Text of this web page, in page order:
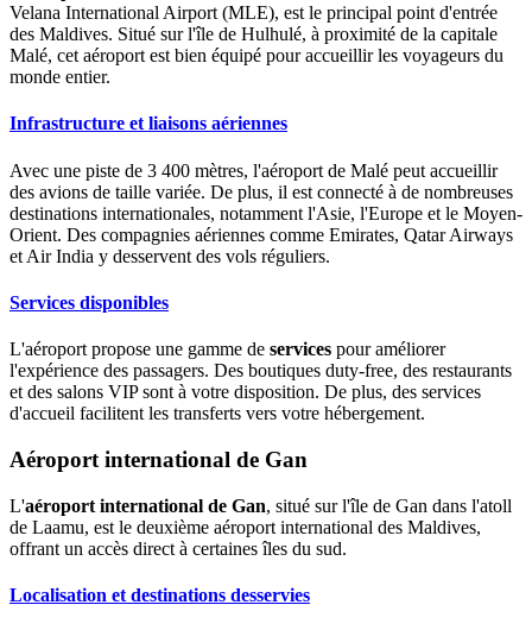
Velana International Airport (MLE), est le principal point d'entrée
des Maldives. Situé sur l'île de Hulhulé, à proximité de la capitale
Malé, cet aéroport est bien équipé pour accueillir les voyageurs du
monde entier.
Infrastructure et liaisons aériennes
Avec une piste de 3 400 mètres, l'aéroport de Malé peut accueillir
des avions de taille variée. De plus, il est connecté à de nombreuses
destinations internationales, notamment l'Asie, l'Europe et le Moyen-
Orient. Des compagnies aériennes comme Emirates, Qatar Airways
et Air India y desservent des vols réguliers.
Services disponibles
L'aéroport propose une gamme de services pour améliorer
l'expérience des passagers. Des boutiques duty-free, des restaurants
et des salons VIP sont à votre disposition. De plus, des services
d'accueil facilitent les transferts vers votre hébergement.
Aéroport international de Gan
L'aéroport international de Gan, situé sur l'île de Gan dans l'atoll
de Laamu, est le deuxième aéroport international des Maldives,
offrant un accès direct à certaines îles du sud.
Localisation et destinations desservies